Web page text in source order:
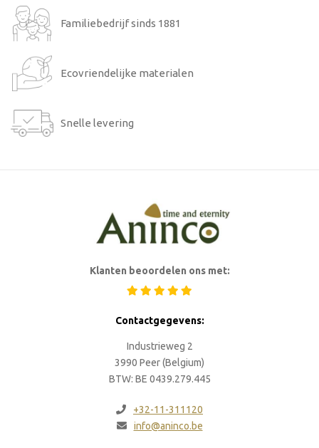
Familiebedrijf sinds 1881
Ecovriendelijke materialen
Snelle levering
Klanten beoordelen ons met:
Contactgegevens:
Industrieweg 2
3990 Peer (Belgium)
BTW: BE 0439.279.445
+32-11-311120
info@aninco.be